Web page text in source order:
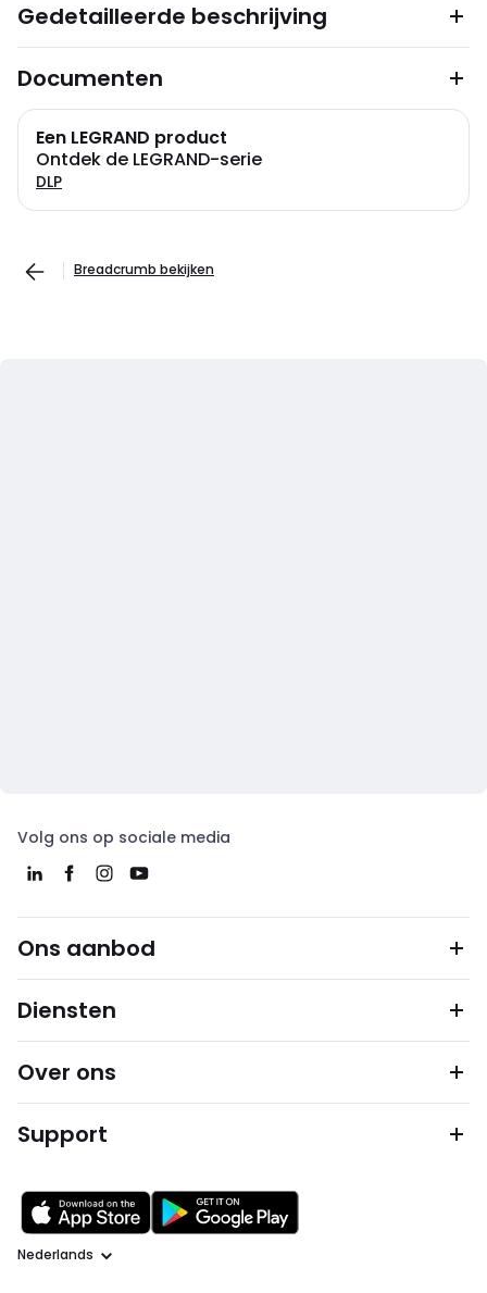
Gedetailleerde beschrijving
Documenten
Een LEGRAND product
Ontdek de LEGRAND-serie
DLP
Breadcrumb bekijken
Volg ons op sociale media
Ons aanbod
Diensten
Over ons
Support
Taal